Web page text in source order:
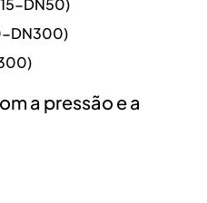
DN50)
DN300)
a pressão e a